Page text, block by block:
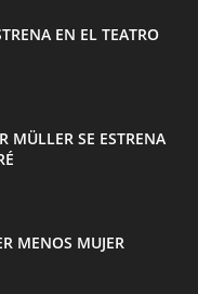
EN EL TEATRO
MÜLLER SE ESTRENA
MENOS MUJER